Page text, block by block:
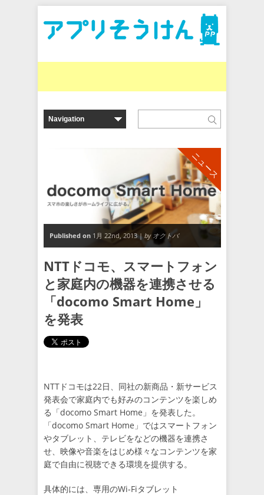
ニュース
Published on 1月 22nd, 2013 |by オクトバ
NTTドコモ、スマートフォン
と家庭内の機器を連携させる
「docomo Smart Home」
を発表
NTTドコモは22日、同社の新商品・新サービス
発表会で家庭内でも好みのコンテンツを楽しめ
る「docomo Smart Home」を発表した。
「docomo Smart Home」ではスマートフォン
やタブレット、テレビをなどの機器を連携さ
せ、映像や音楽をはじめ様々なコンテンツを家
庭で自由に視聴できる環境を提供する。
具体的には、専用のWi-Fiタブレット